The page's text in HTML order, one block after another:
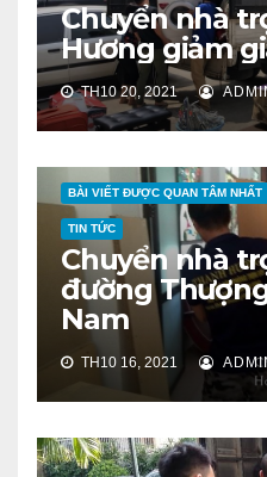
Chuyển nhà
Hương giảm
TH10 20, 2021
BÀI VIẾT ĐƯỢC QUAN TÂM NHẤT
TIN TỨC
Chuyển nhà
đường
Nam
TH10 16, 2021